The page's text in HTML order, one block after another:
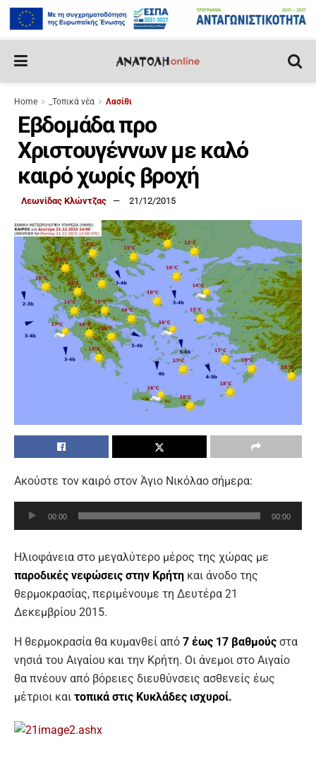
Home _Τοπικά νέα Λασίθι
Εβδομάδα προ
Χριστουγέννων με καλό
καιρό χωρίς βροχή
Λεωνίδας Κλώντζας 21/12/2015
Ακούστε τον καιρό στον Άγιο Νικόλαο σήμερα:
Πρόγραμμα
Αναπαραγωγής
00:00 00:00
Ηλιοφάνεια στο μεγαλύτερο μέρος της χώρας με
παροδικές νεφώσεις στην Κρήτη και άνοδο της
θερμοκρασίας, περιμένουμε τη Δευτέρα 21
Δεκεμβρίου 2015.
Η θερμοκρασία θα κυμανθεί από 7 έως 17 βαθμούς στα
νησιά του Αιγαίου και την Κρήτη. Οι άνεμοι στο Αιγαίο
θα πνέουν από βόρειες διευθύνσεις ασθενείς έως
μέτριοι και τοπικά στις Κυκλάδες ισχυροί.